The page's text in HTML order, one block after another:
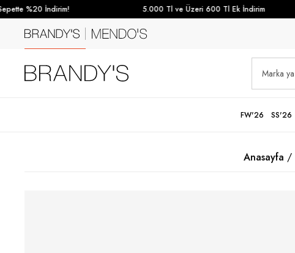
%20 İndirim! 5.000 Tl ve Üzeri 600 Tl Ek İndirim
FW'26 SS'26
Anasayfa